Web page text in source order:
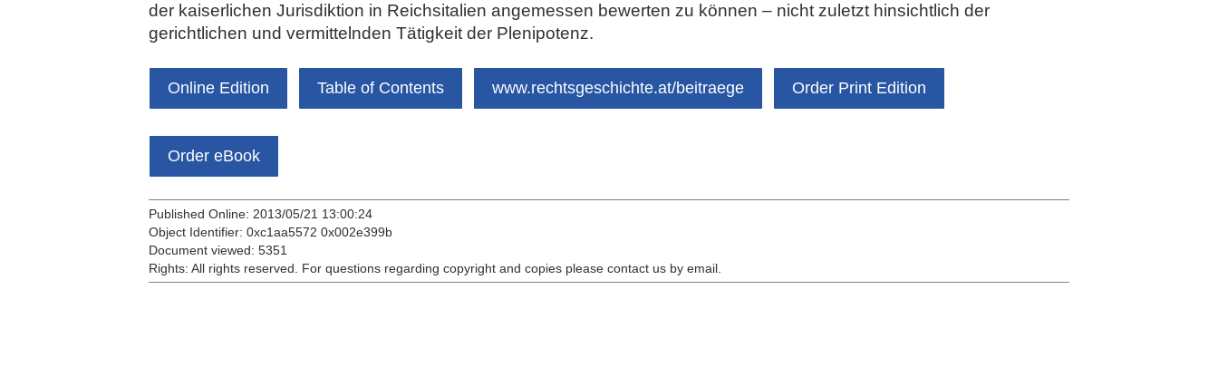
der kaiserlichen Jurisdiktion in Reichsitalien angemessen bewerten zu können – nicht zuletzt hinsichtlich der
gerichtlichen und vermittelnden Tätigkeit der Plenipotenz.
Online Edition Table of Contents www.rechtsgeschichte.at/beitraege Order Print Edition
Order eBook
Published Online: 2013/05/21 13:00:24
Object Identifier: 0xc1aa5572 0x002e399b
Document viewed: 5351
Rights: All rights reserved. For questions regarding copyright and copies please contact us by email